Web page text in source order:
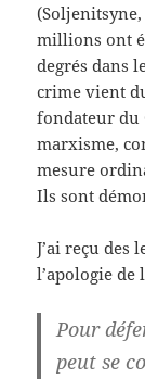
millions ont
degrés dans
crime vient
fondateur du
marxisme,
mesure
Ils sont
J’ai reçu des
l’apologie de
Pour
peut se